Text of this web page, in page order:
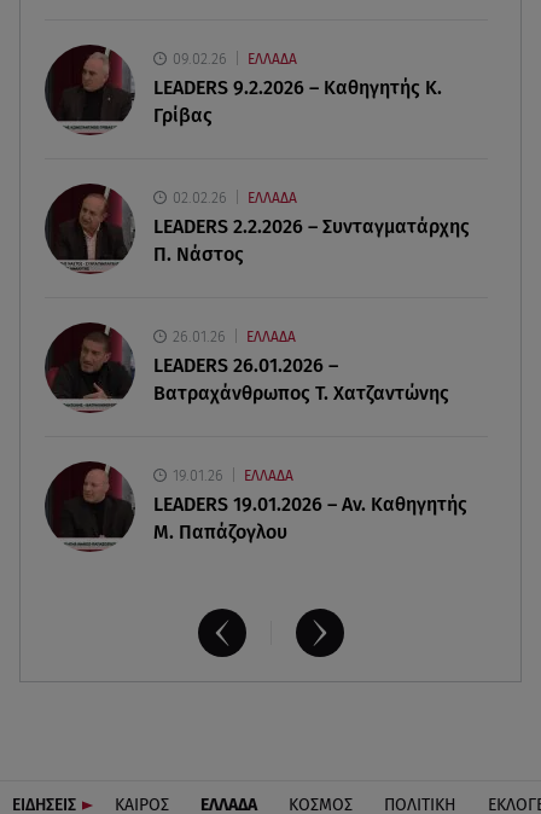
06.08.26 , 20:25
Πώς επικοινωνούν τα ελικόπτερα στη φωτιά και
06.08.26 , 20:16
Αθηνά Οικονομάκου από την Μπόρα Μπόρα:
«Έσκασε όλη η κούραση του χειμώνα»
Σαμοθράκη: Συγκλονιστική διάσωση 15χρονης
από δύσβατο φαράγγι
09.02.26 ΕΛΛΑΔΑ
LEADERS 9.2.2026 – Καθηγητής Κ.
Γρίβας
02.02.26 ΕΛΛΑΔΑ
LEADERS 2.2.2026 – Συνταγματάρχης
Π. Νάστος
26.01.26 ΕΛΛΑΔΑ
LEADERS 26.01.2026 –
Βατραχάνθρωπος Τ. Χατζαντώνης
19.01.26 ΕΛΛΑΔΑ
LEADERS 19.01.2026 – Αν. Καθηγητής
Μ. Παπάζογλου
ΕΙΔΗΣΕΙΣ ΚΑΙΡΟΣ ΕΛΛΑΔΑ ΚΟΣΜΟΣ ΠΟΛΙΤΙΚΗ